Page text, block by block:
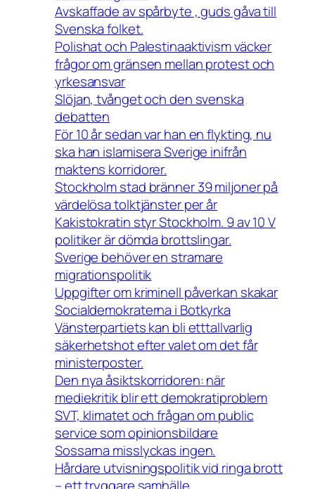
Avskaffade av spårbyte , guds gåva till
Svenska folket.
Polishat och Palestinaaktivism väcker
frågor om gränsen mellan protest och
yrkesansvar
Slöjan, tvånget och den svenska
debatten
För 10 år sedan var han en flykting, nu
ska han islamisera Sverige inifrån
maktens korridorer.
Stockholm stad bränner 39 miljoner på
värdelösa tolktjänster per år
Kakistokratin styr Stockholm. 9 av 10 V
politiker är dömda brottslingar.
Sverige behöver en stramare
migrationspolitik
Uppgifter om kriminell påverkan skakar
Socialdemokraterna i Botkyrka
Vänsterpartiets kan bli etttallvarlig
säkerhetshot efter valet om det får
ministerposter.
Den nya åsiktskorridoren: när
mediekritik blir ett demokratiproblem
SVT, klimatet och frågan om public
service som opinionsbildare
Sossarna misslyckas ingen.
Hårdare utvisningspolitik vid ringa brott